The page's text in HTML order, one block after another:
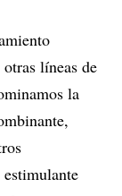
líneas de
la